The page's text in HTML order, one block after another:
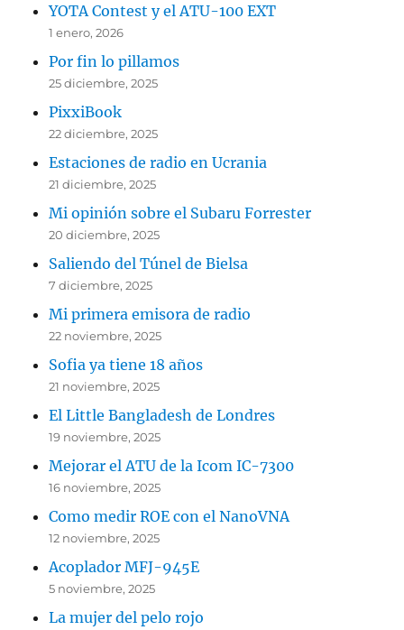
YOTA Contest y el ATU-100 EXT
1 enero, 2026
Por fin lo pillamos
25 diciembre, 2025
PixxiBook
22 diciembre, 2025
Estaciones de radio en Ucrania
21 diciembre, 2025
Mi opinión sobre el Subaru Forrester
20 diciembre, 2025
Saliendo del Túnel de Bielsa
7 diciembre, 2025
Mi primera emisora de radio
22 noviembre, 2025
Sofia ya tiene 18 años
21 noviembre, 2025
El Little Bangladesh de Londres
19 noviembre, 2025
Mejorar el ATU de la Icom IC-7300
16 noviembre, 2025
Como medir ROE con el NanoVNA
12 noviembre, 2025
Acoplador MFJ-945E
5 noviembre, 2025
La mujer del pelo rojo